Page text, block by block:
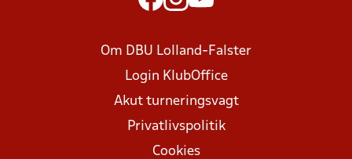
Om DBU Lolland-Falster
Login KlubOffice
Akut turneringsvagt
Privatlivspolitik
Cookies